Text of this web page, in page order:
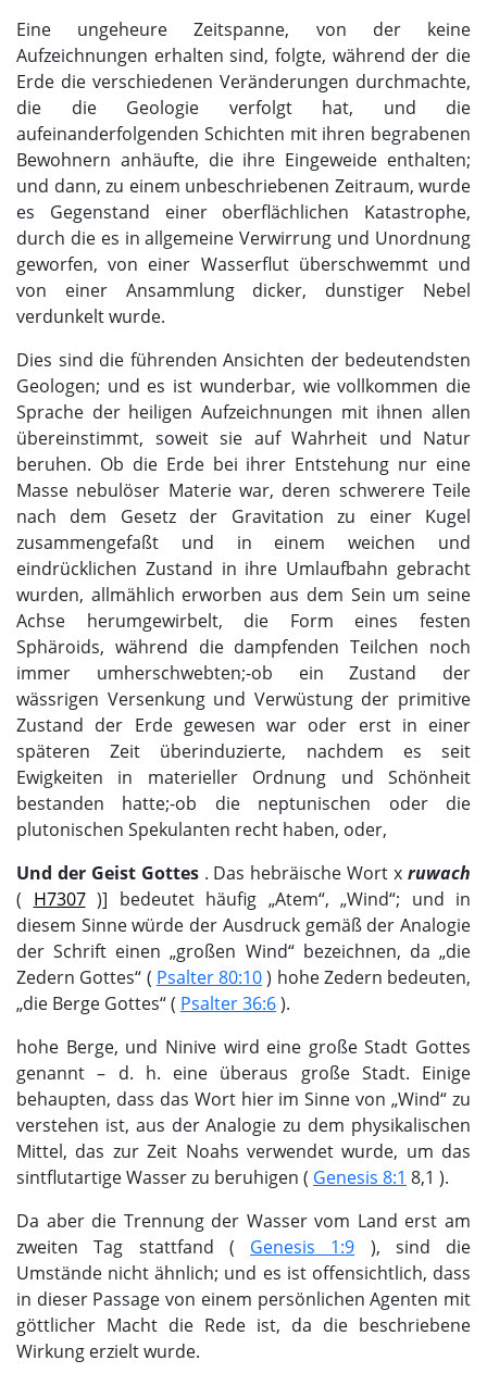
Eine ungeheure Zeitspanne, von der keine
Aufzeichnungen erhalten sind, folgte, während der die
Erde die verschiedenen Veränderungen durchmachte,
die die Geologie verfolgt hat, und die
aufeinanderfolgenden Schichten mit ihren begrabenen
Bewohnern anhäufte, die ihre Eingeweide enthalten;
und dann, zu einem unbeschriebenen Zeitraum, wurde
es Gegenstand einer oberflächlichen Katastrophe,
durch die es in allgemeine Verwirrung und Unordnung
geworfen, von einer Wasserflut überschwemmt und
von einer Ansammlung dicker, dunstiger Nebel
verdunkelt wurde.
Dies sind die führenden Ansichten der bedeutendsten
Geologen; und es ist wunderbar, wie vollkommen die
Sprache der heiligen Aufzeichnungen mit ihnen allen
übereinstimmt, soweit sie auf Wahrheit und Natur
beruhen. Ob die Erde bei ihrer Entstehung nur eine
Masse nebulöser Materie war, deren schwerere Teile
nach dem Gesetz der Gravitation zu einer Kugel
zusammengefaßt und in einem weichen und
eindrücklichen Zustand in ihre Umlaufbahn gebracht
wurden, allmählich erworben aus dem Sein um seine
Achse herumgewirbelt, die Form eines festen
Sphäroids, während die dampfenden Teilchen noch
immer umherschwebten;-ob ein Zustand der
wässrigen Versenkung und Verwüstung der primitive
Zustand der Erde gewesen war oder erst in einer
späteren Zeit überinduzierte, nachdem es seit
Ewigkeiten in materieller Ordnung und Schönheit
bestanden hatte;-ob die neptunischen oder die
plutonischen Spekulanten recht haben, oder,
Und der Geist Gottes. Das hebräische Wort хruwach
( H7307)] bedeutet häufig „Atem“, „Wind“; und in
diesem Sinne würde der Ausdruck gemäß der Analogie
der Schrift einen „großen Wind“ bezeichnen, da „die
Zedern Gottes“ ( Psalter 80:10) hohe Zedern bedeuten,
„die Berge Gottes“ ( Psalter 36:6).
hohe Berge, und Ninive wird eine große Stadt Gottes
genannt – d. h. eine überaus große Stadt. Einige
behaupten, dass das Wort hier im Sinne von „Wind“ zu
verstehen ist, aus der Analogie zu dem physikalischen
Mittel, das zur Zeit Noahs verwendet wurde, um das
sintflutartige Wasser zu beruhigen ( Genesis 8:1 8,1 ).
Da aber die Trennung der Wasser vom Land erst am
zweiten Tag stattfand ( Genesis 1:9 ), sind die
Umstände nicht ähnlich; und es ist offensichtlich, dass
in dieser Passage von einem persönlichen Agenten mit
göttlicher Macht die Rede ist, da die beschriebene
Wirkung erzielt wurde.